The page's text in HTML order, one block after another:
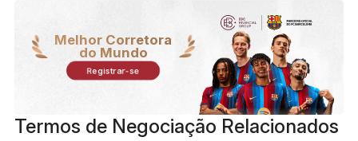
Melhor Corretora
do Mundo
Registrar-se
Termos de Negociação Relacionados